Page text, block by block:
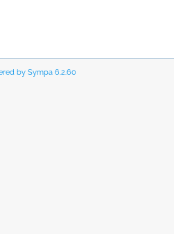
by Sympa 6.2.60